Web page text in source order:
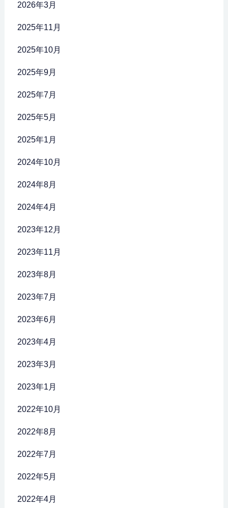
2026年3月
2025年11月
2025年10月
2025年9月
2025年7月
2025年5月
2025年1月
2024年10月
2024年8月
2024年4月
2023年12月
2023年11月
2023年8月
2023年7月
2023年6月
2023年4月
2023年3月
2023年1月
2022年10月
2022年8月
2022年7月
2022年5月
2022年4月